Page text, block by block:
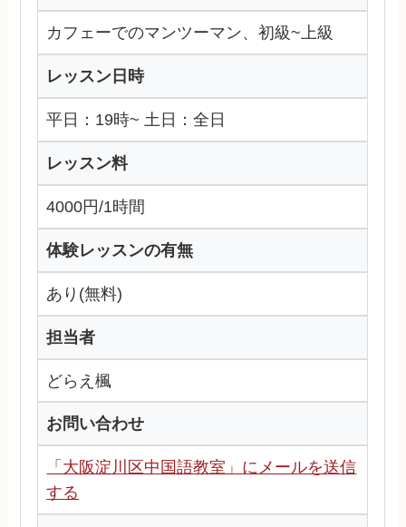
カフェーでのマンツーマン、初級~上級
レッスン日時
平日：19時~ 土日：全日
レッスン料
4000円/1時間
体験レッスンの有無
あり(無料)
担当者
どらえ楓
お問い合わせ
「大阪淀川区中国語教室」にメールを送信
する